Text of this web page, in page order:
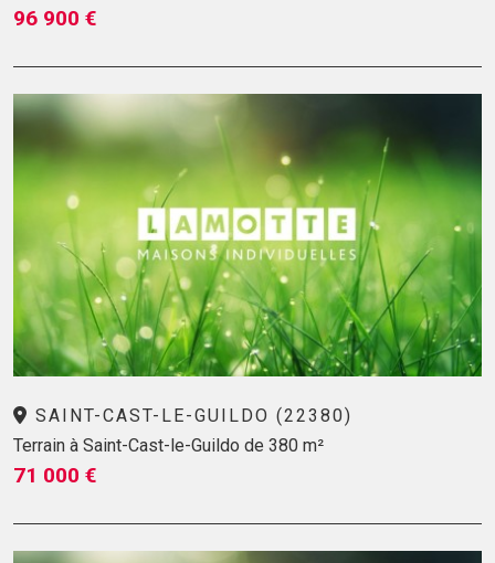
96 900 €
SAINT-CAST-LE-GUILDO (22380)
Terrain à Saint-Cast-le-Guildo de 380 m²
71 000 €